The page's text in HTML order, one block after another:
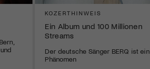
KOZERTHINWEIS
Ein Album und 100 Millionen
Streams
Der deutsche Sänger BERQ ist ein
Phänomen